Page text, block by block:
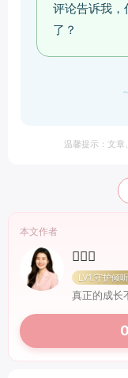
评论告诉我，
了？
温馨提示：文章
本文作者

LV1.守护倾
真正的成长